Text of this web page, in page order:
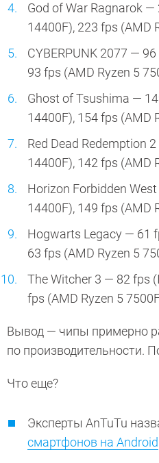
God of War Ragnarok
14400F), 223 fps (AMD
CYBERPUNK 2077 —
93 fps (AMD Ryzen 5
Ghost of Tsushima —
14400F), 154 fps (AMD
Red Dead Redemption
14400F), 142 fps (AMD
Horizon Forbidden
14400F), 149 fps (AMD
Hogwarts Legacy — 61
63 fps (AMD Ryzen 5
The Witcher 3 — 82 fps
fps (AMD Ryzen 5
Вывод — чипы примерно
по производительности.
Что еще?
Эксперты AnTuTu
смартфонов на Android